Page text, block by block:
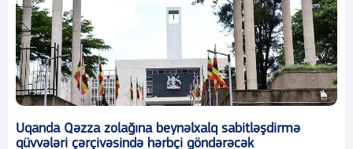
Uqanda Qəzza zolağına beynəlxalq sabitləşdirmə
qüvvələri çərçivəsində hərbçi göndərəcək